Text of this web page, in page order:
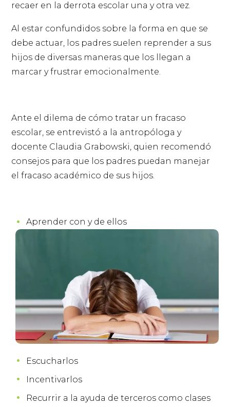
recaer en la derrota escolar una y otra vez.
Al estar confundidos sobre la forma en que se
debe actuar, los padres suelen reprender a sus
hijos de diversas maneras que los llegan a
marcar y frustrar emocionalmente.
Ante el dilema de cómo tratar un fracaso
escolar, se entrevistó a la antropóloga y
docente Claudia Grabowski, quien recomendó
consejos para que los padres puedan manejar
el fracaso académico de sus hijos.
Aprender con y de ellos
Escucharlos
Incentivarlos
Recurrir a la ayuda de terceros como clases